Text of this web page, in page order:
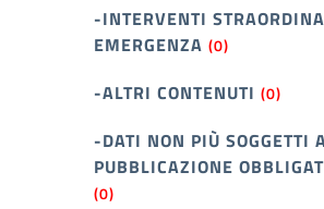
-INTERVENTI
EMERGENZA (0)
-ALTRI CONTENUTI (0)
-DATI NON PIÙ SOGGETTI
PUBBLICAZIONE
(0)